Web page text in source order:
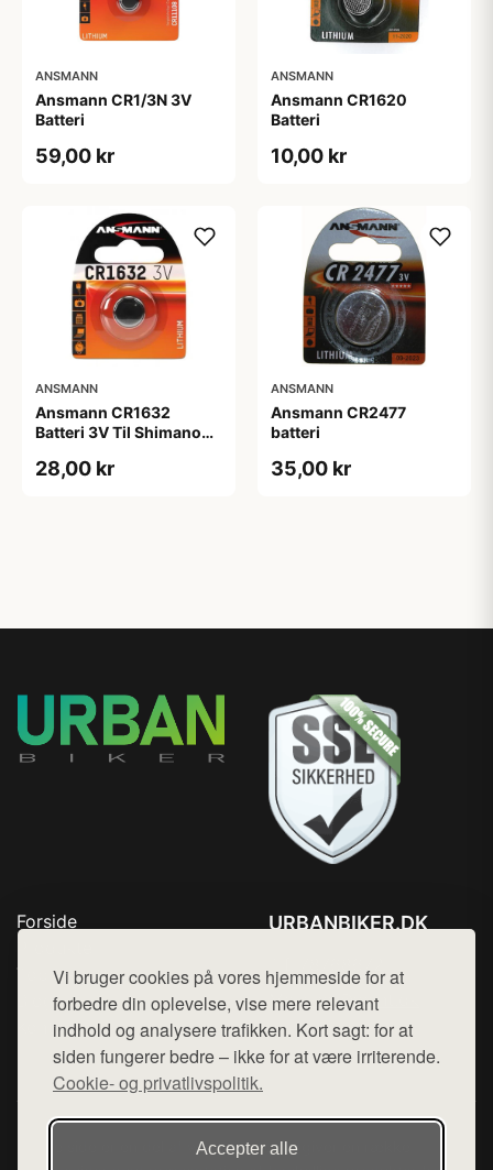
Vi bruger cookies på vores hjemmeside for at
forbedre din oplevelse, vise mere relevant
indhold og analysere trafikken. Kort sagt: for at
siden fungerer bedre – ikke for at være irriterende.
Cookie- og privatlivspolitik.
Accepter alle
ANSMANN
Ansmann CR1/3N 3V
Batteri
59,00 kr
ANSMANN
Ansmann CR1620
Batteri
10,00 kr
ANSMANN
Ansmann CR1632
Batteri 3V Til Shimano
28,00 kr
ANSMANN
Ansmann CR2477
batteri
35,00 kr
Forside
Top Rabatter
Blog
Kontakt
URBANBIKER.DK
Mail: hej@want.dk
Cookie- og privatlivspolitik
Denne side er en del af want.dk, der udgiver en række